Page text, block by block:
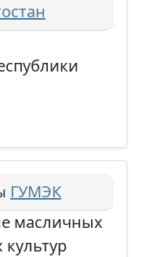
ГУМЭК
масличных